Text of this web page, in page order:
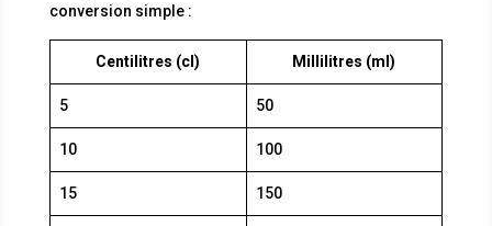
conversion simple :
Centilitres (cl) Millilitres (ml)
5 50
10 100
15 150